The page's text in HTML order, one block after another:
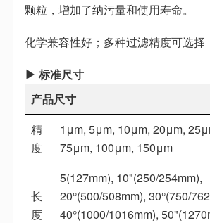
颗粒，增加了纳污量和使用寿命。
化学兼容性好；多种过滤精度可选择
▶ 标准尺寸
产品尺寸
精
度
1μm, 5μm, 10μm, 20μm,
75μm, 100μm, 150μm
长
度
5(127mm), 10"(250/254mm),
20°(500/508mm), 30°(750/
40°(1000/1016mm),